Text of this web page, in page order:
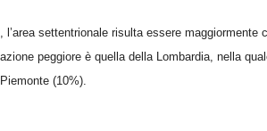
settentrionale risulta essere
peggiore è quella della Lombardia, nella
(10%).